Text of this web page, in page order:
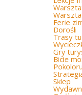
Ferie
Dorośli
Trasy
Gry
Bicie
Sklep